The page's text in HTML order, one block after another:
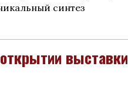
синтез
выставки